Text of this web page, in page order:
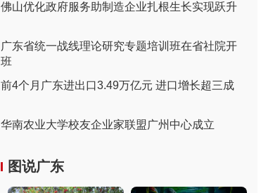
佛山优化政府服务助制造企业扎根生长实现跃升
广东省统一战线理论研究专题培训班在省社院开
班
前4个月广东进出口3.49万亿元 进口增长超三成
华南农业大学校友企业家联盟广州中心成立
图说广东